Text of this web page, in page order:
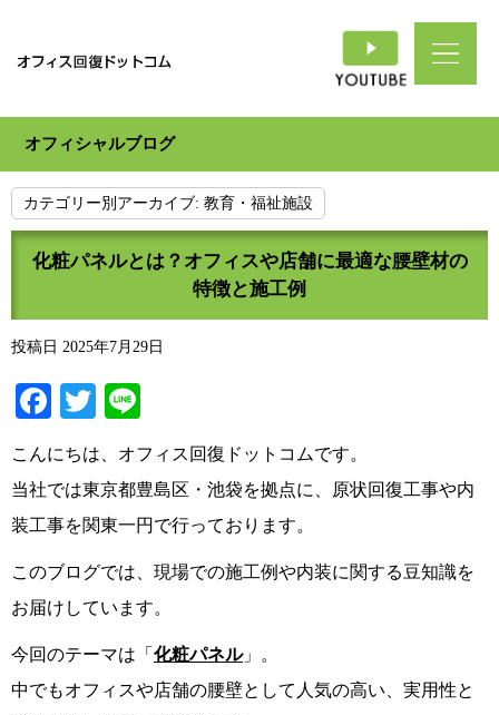
オフィシャルブログ
カテゴリー別アーカイブ: 教育・福祉施設
化粧パネルとは？オフィスや店舗に最適な腰壁材の
特徴と施工例
投稿日 2025年7月29日
Facebook
Twitter
こんにちは、オフィス回復ドットコムです。
当社では東京都豊島区・池袋を拠点に、原状回復工事や内
装工事を関東一円で行っております。
このブログでは、現場での施工例や内装に関する豆知識を
お届けしています。
今回のテーマは「 化粧パネル」。
中でもオフィスや店舗の腰壁として人気の高い、実用性と